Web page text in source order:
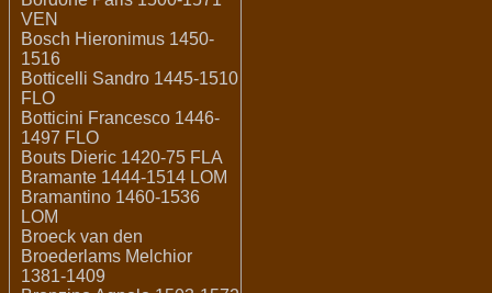
VEN
Bosch Hieronimus 1450-
1516
Botticelli Sandro 1445-1510
FLO
Botticini Francesco 1446-
1497 FLO
Bouts Dieric 1420-75 FLA
Bramante 1444-1514 LOM
Bramantino 1460-1536
LOM
Broeck van den
Broederlams Melchior
1381-1409